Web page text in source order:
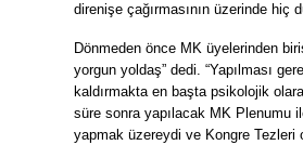
direnişe çağırmasının üzerinde hiç
Dönmeden önce MK üyelerinden
yorgun yoldaş” dedi. “Yapılması
kaldırmakta en başta psikolojik
süre sonra yapılacak MK Plenumu
yapmak üzereydi ve Kongre Tezleri